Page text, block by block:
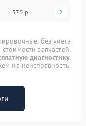
575 р
без учета
стоимости запчастей.
диагностику.
на неисправность.